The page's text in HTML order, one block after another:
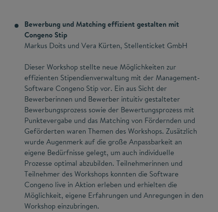
Bewerbung und Matching effizient gestalten mit
Congeno Stip
Markus Doits und Vera Kürten, Stellenticket GmbH
Dieser Workshop stellte neue Möglichkeiten zur
effizienten Stipendienverwaltung mit der Management-
Software Congeno Stip vor. Ein aus Sicht der
Bewerberinnen und Bewerber intuitiv gestalteter
Bewerbungsprozess sowie der Bewertungsprozess mit
Punktevergabe und das Matching von Fördernden und
Geförderten waren Themen des Workshops. Zusätzlich
wurde Augenmerk auf die große Anpassbarkeit an
eigene Bedürfnisse gelegt, um auch individuelle
Prozesse optimal abzubilden. Teilnehmerinnen und
Teilnehmer des Workshops konnten die Software
Congeno live in Aktion erleben und erhielten die
Möglichkeit, eigene Erfahrungen und Anregungen in den
Workshop einzubringen.